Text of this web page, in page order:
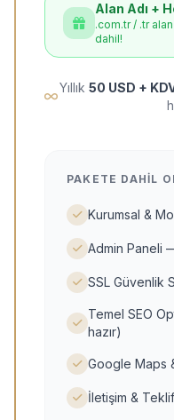
Alan Adı +
.com.tr / .tr
dahil!
Yıllık 50 USD +
PAKETE DAHIL
Kurumsal &
Admin Paneli
SSL Güvenlik
Temel SEO
hazır)
Google Maps
İletişim &